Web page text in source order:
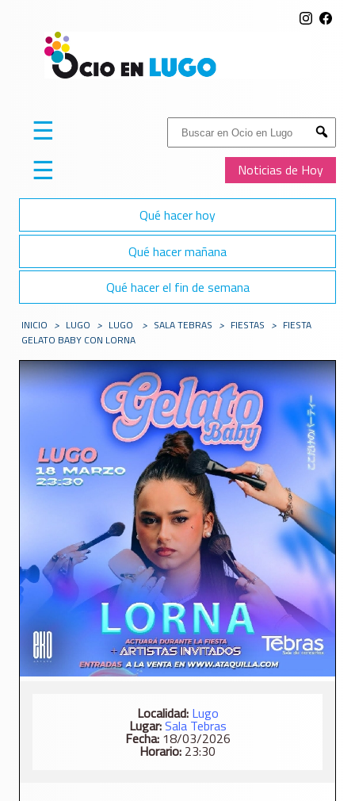
Buscar:
Submit
Noticias de Hoy
☰
☰
Qué hacer hoy
Qué hacer mañana
Qué hacer el fin de semana
INICIO > LUGO > LUGO > SALA TEBRAS > FIESTAS > FIESTA
GELATO BABY CON LORNA
Localidad: Lugo
Lugar:Sala Tebras
Fecha:18/03/2026
Horario: 23:30